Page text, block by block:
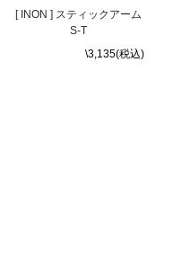
[ INON ] スティックアーム
S-T
\3,135(税込)